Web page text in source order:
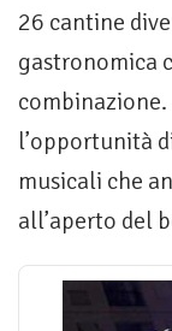
26 cantine
gastronomica
l’opportunità
musicali che
all’aperto del